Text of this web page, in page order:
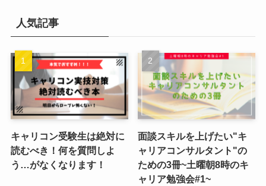
人気記事
キャリコン受験生は絶対に
読むべき！何を質問しよ
う…がなくなります！
面談スキルを上げたい"キ
ャリアコンサルタント"の
ための3冊~土曜朝8時のキ
ャリア勉強会#1~